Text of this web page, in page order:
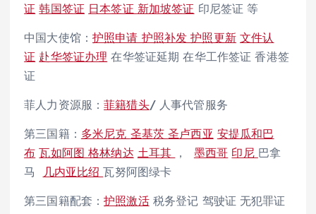
证 韩国签证 日本签证 新加坡签证 印尼签证 等
中国大使馆： 护照申请 护照补发 护照更新 文件认
证 赴华签证办理 在华签证延期 在华工作签证 香港签
证
菲人力资源服：菲籍猎头/ 人事代管服务
第三国籍： 多米尼克 圣基茨圣卢西亚 安提瓜和巴
布 瓦如阿图格林纳达 土耳其 ， 墨西哥 印尼 巴拿
马
几内亚比绍瓦努阿图绿卡
第三国籍配套：护照激活税务登记 驾驶证 无犯罪证